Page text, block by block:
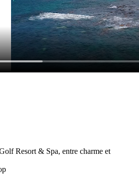
Resort & Spa, entre charme et